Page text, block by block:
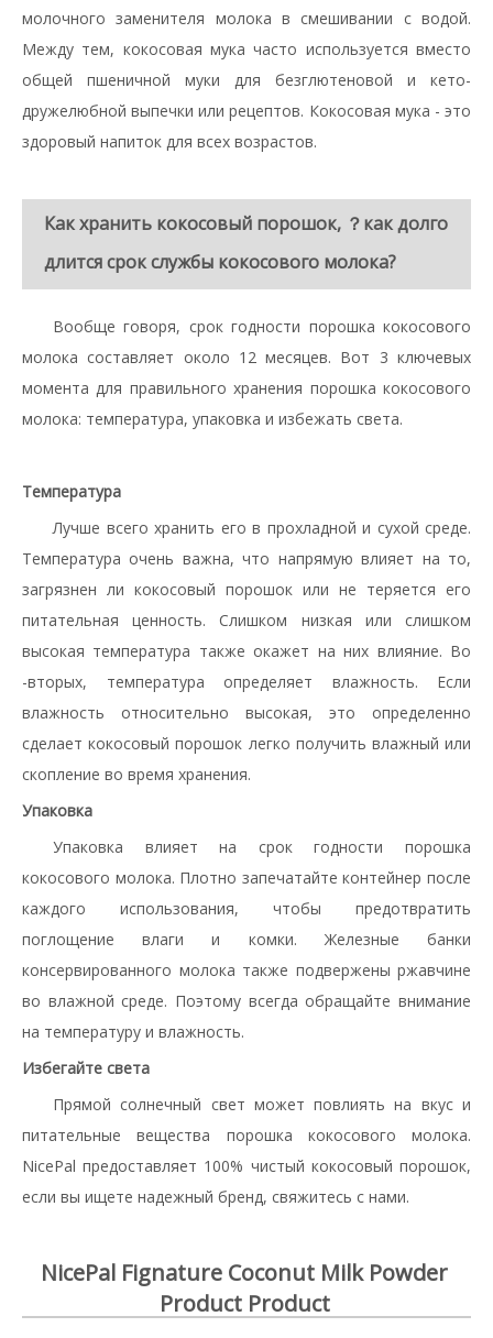
молочного заменителя молока в смешивании с водой.
Между тем, кокосовая мука часто используется вместо
общей пшеничной муки для безглютеновой и кето-
дружелюбной выпечки или рецептов. Кокосовая мука - это
здоровый напиток для всех возрастов.
Как хранить кокосовый порошок, ？как долго
длится срок службы кокосового молока?
Вообще говоря, срок годности порошка кокосового
молока составляет около 12 месяцев. Вот 3 ключевых
момента для правильного хранения порошка кокосового
молока: температура, упаковка и избежать света.
Температура
Лучше всего хранить его в прохладной и сухой среде.
Температура очень важна, что напрямую влияет на то,
загрязнен ли кокосовый порошок или не теряется его
питательная ценность. Слишком низкая или слишком
высокая температура также окажет на них влияние. Во
-вторых, температура определяет влажность. Если
влажность относительно высокая, это определенно
сделает кокосовый порошок легко получить влажный или
скопление во время хранения.
Упаковка
Упаковка влияет на срок годности порошка
кокосового молока. Плотно запечатайте контейнер после
каждого использования, чтобы предотвратить
поглощение влаги и комки. Железные банки
консервированного молока также подвержены ржавчине
во влажной среде. Поэтому всегда обращайте внимание
на температуру и влажность.
Избегайте света
Прямой солнечный свет может повлиять на вкус и
питательные вещества порошка кокосового молока.
NicePal предоставляет 100% чистый кокосовый порошок,
если вы ищете надежный бренд, свяжитесь с нами.
NicePal Fignature Coconut Milk Powder
Product Product